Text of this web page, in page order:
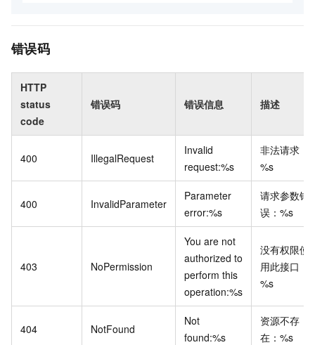
错误码
HTTP
status
code
错误码 错误信息 描述
400 IllegalRequest
Invalid
request:%s
非法请求：
%s
400 InvalidParameter
Parameter
error:%s
请求参数错
误：%s
403 NoPermission
You are not
authorized to
perform this
operation:%s
没有权限使
用此接口：
%s
404 NotFound
Not
found:%s
资源不存
在：%s